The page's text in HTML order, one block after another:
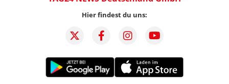
Hier findest du uns: